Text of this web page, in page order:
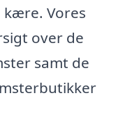
Vores
over de
samt de